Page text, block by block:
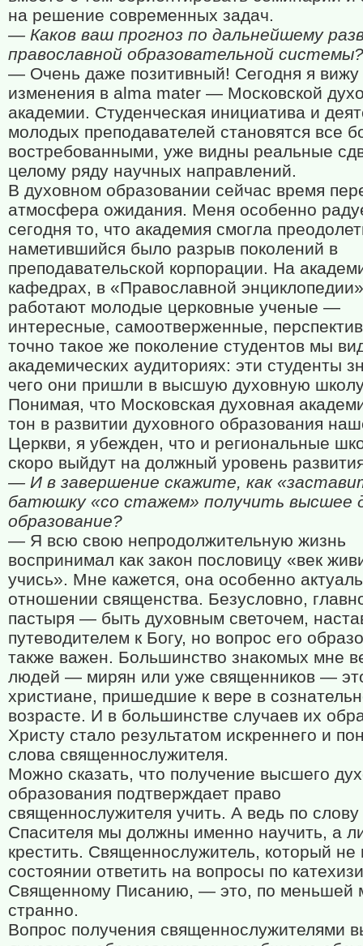
на решение современных задач.
— Каков ваш прогноз по дальнейшему
православной образовательной системы?
— Очень даже позитивный! Сегодня я
изменения в alma mater — Московской
академии. Студенческая инициатива и
молодых преподавателей становятся все
востребованными, уже видны реальные
целому ряду научных направлений.
В духовном образовании сейчас время
атмосфера ожидания. Меня особенно
сегодня то, что академия смогла
наметившийся было разрыв поколений в
преподавательской корпорации. На
кафедрах, в «Православной
работают молодые церковные ученые —
интересные, самоотверженные,
точно такое же поколение студентов мы
академических аудиториях: эти студенты
чего они пришли в высшую духовную
Понимая, что Московская духовная
тон в развитии духовного образования
Церкви, я убежден, что и региональные
скоро выйдут на должный уровень
— И в завершение скажите, как
батюшку «со стажем» получить высшее
образование?
— Я всю свою непродолжительную жизнь
воспринимал как закон пословицу «век
учись». Мне кажется, она особенно
отношении священства. Безусловно,
пастыря — быть духовным светочем,
путеводителем к Богу, но вопрос его
также важен. Большинство знакомых мне
людей — мирян или уже священников —
христиане, пришедшие к вере в
возрасте. И в большинстве случаев их
Христу стало результатом искреннего и
слова священнослужителя.
Можно сказать, что получение высшего
образования подтверждает право
священнослужителя учить. А ведь по слову
Спасителя мы должны именно научить, а
крестить. Священнослужитель, который не
состоянии ответить на вопросы по
Священному Писанию, — это, по меньшей
странно.
Вопрос получения священнослужителями